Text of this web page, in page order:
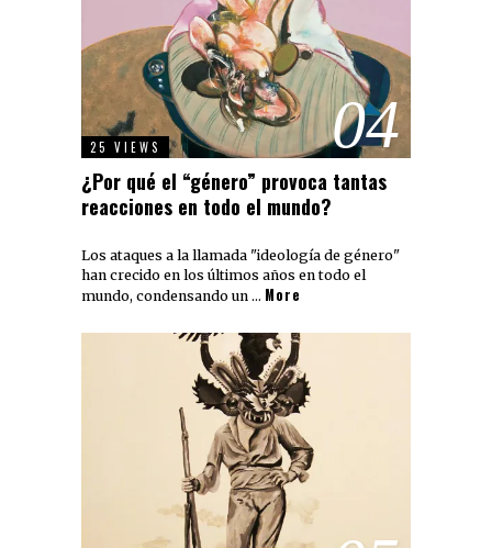
04
25 VIEWS
¿Por qué el “género” provoca tantas
reacciones en todo el mundo?
Los ataques a la llamada "ideología de género"
han crecido en los últimos años en todo el
mundo, condensando un … More